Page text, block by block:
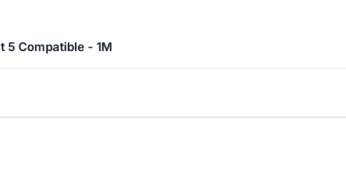
5 Compatible - 1M